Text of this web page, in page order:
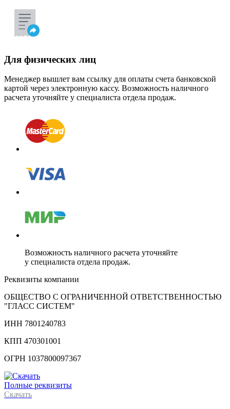
Для физических лиц
Менеджер вышлет вам ссылку для оплаты счета банковской
картой через электронную кассу. Возможность наличного
расчета уточняйте у специалиста отдела продаж.
Возможность наличного расчета уточняйте
у специалиста отдела продаж.
Реквизиты компании
ОБЩЕСТВО С ОГРАНИЧЕННОЙ ОТВЕТСТВЕННОСТЬЮ
"ГЛАСС СИСТЕМ"
ИНН 7801240783
КПП 470301001
ОГРН 1037800097367
Полные реквизиты
Скачать